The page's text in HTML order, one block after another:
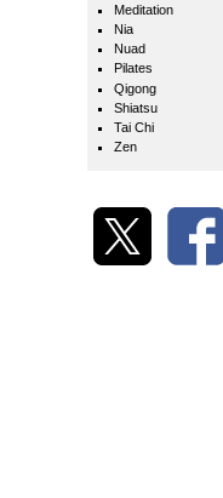
Meditation
Nia
Nuad
Pilates
Qigong
Shiatsu
Tai Chi
Zen